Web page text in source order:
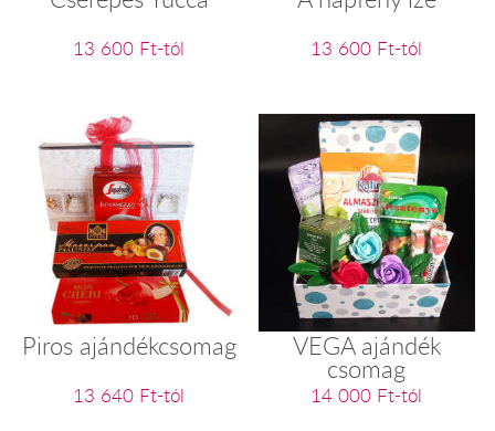
13 600 Ft-tól 13 600 Ft-tól
Piros ajándékcsomag
13 640 Ft-tól
VEGA ajándék
csomag
14 000 Ft-tól